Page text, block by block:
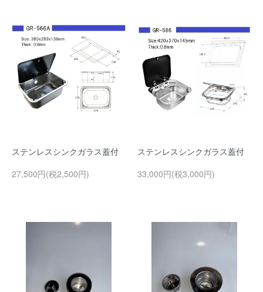
ステンレスシンクガラス蓋付
27,500円(税2,500円)
ステンレスシンクガラス蓋付
33,000円(税3,000円)